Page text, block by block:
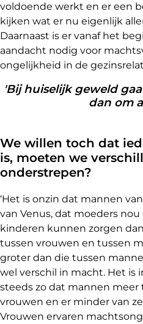
voldoende werkt en er een
kijken wat er nu eigenlijk
Daarnaast is er vanaf het
aandacht nodig voor
ongelijkheid in de
'Bij huiselijk geweld
dan om
We willen toch dat
is, moeten we
onderstrepen?
‘Het is onzin dat mannen
van Venus, dat moeders
kinderen kunnen zorgen
tussen vrouwen en tussen
groter dan die tussen
wel verschil in macht. Het is
steeds zo dat mannen
vrouwen en er minder van
Vrouwen ervaren